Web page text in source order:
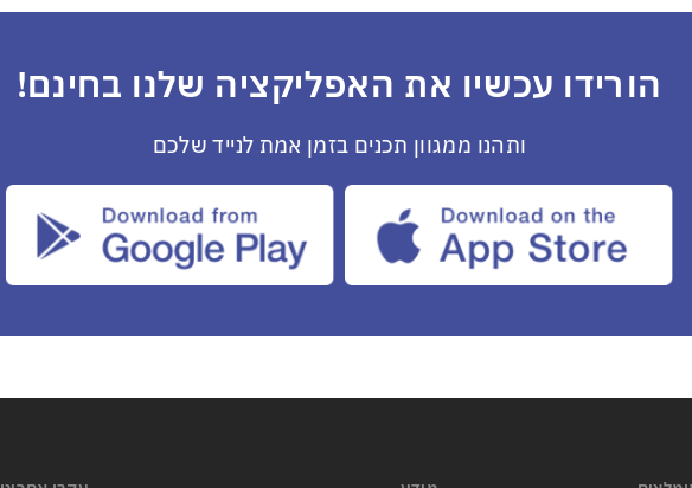
הורידו עכשיו את האפליקציה שלנו בחינם!
ותהנו ממגוון תכנים בזמן אמת לנייד שלכם